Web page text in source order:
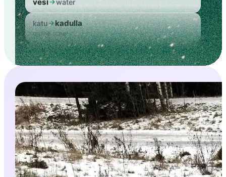
katu kadulla
on the street
talo house
talo talossa
kahvi coffee
kauppa kaupasta
from the shop
kirja book
koti kotiin